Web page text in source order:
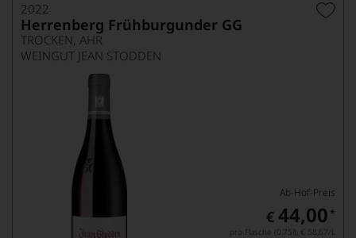
2022
Herrenberg Frühburgunder GG
TROCKEN, AHR
WEINGUT JEAN STODDEN
Ab-Hof-Preis
€ 44,00 *
pro Flasche (0.75l), € 58,67/L